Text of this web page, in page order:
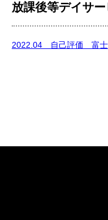
放課後等デイサ
2022.04 自己評価 富士